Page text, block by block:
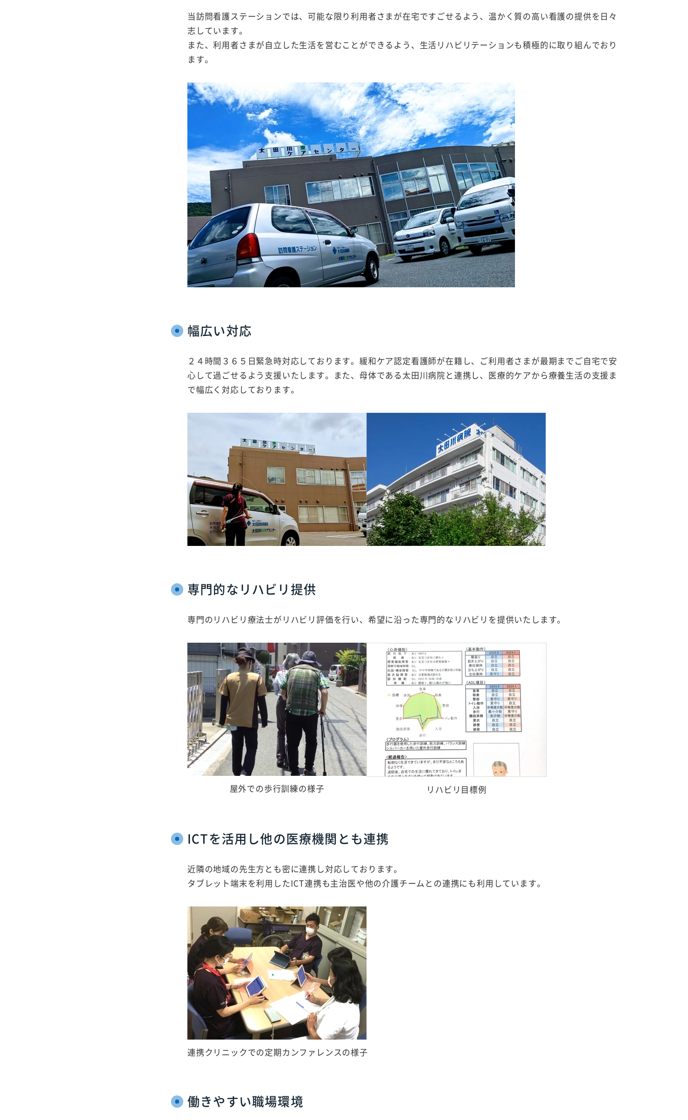
当訪問看護ステーションでは、可能な限り利用者さまが在宅ですごせるよう、温かく質の高い看護の提供を日々
志しています。
また、利用者さまが自立した生活を営むことができるよう、生活リハビリテーションも積極的に取り組んでおり
ます。
幅広い対応
２４時間３６５日緊急時対応しております。緩和ケア認定看護師が在籍し、ご利用者さまが最期までご自宅で安
心して過ごせるよう支援いたします。また、母体である太田川病院と連携し、医療的ケアから療養生活の支援ま
で幅広く対応しております。
専門的なリハビリ提供
専門のリハビリ療法士がリハビリ評価を行い、希望に沿った専門的なリハビリを提供いたします。
屋外での歩行訓練の様子 リハビリ目標例
ICTを活用し他の医療機関とも連携
近隣の地域の先生方とも密に連携し対応しております。
タブレット端末を利用したICT連携も主治医や他の介護チームとの連携にも利用しています。
連携クリニックでの定期カンファレンスの様子
働きやすい職場環境